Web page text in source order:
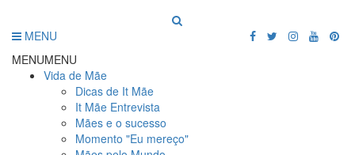
MENU
MENUMENU
Vida de Mãe
Dicas de It Mãe
It Mãe Entrevista
Mães e o sucesso
Momento "Eu mereço"